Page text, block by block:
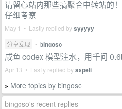
请留心站内那些搞聚合中转站的
仔细考察
May 1 • Lastly replied bysyyyyy
分享发现 • bingoso
咸鱼 codex 模型注水，用千问
Apr 13 • Lastly replied byaapeli
» More topics by bingoso
bingoso's recent replies